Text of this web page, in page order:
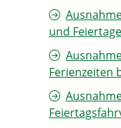
und
Ferienzeiten